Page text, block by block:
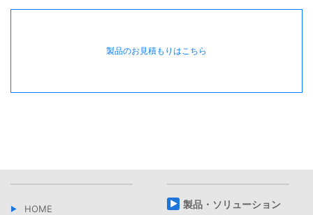
製品のお見積もりはこちら
HOME
製品・ソリューション